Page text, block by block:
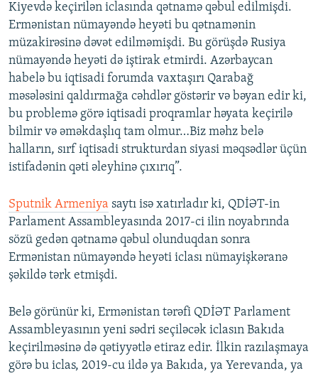
Kiyevdə keçirilən iclasında qətnamə qəbul edilmişdi.
Ermənistan nümayəndə heyəti bu qətnamənin
müzakirəsinə dəvət edilməmişdi. Bu görüşdə Rusiya
nümayəndə heyəti də iştirak etmirdi. Azərbaycan
habelə bu iqtisadi forumda vaxtaşırı Qarabağ
məsələsini qaldırmağa cəhdlər göstərir və bəyan edir ki,
bu problemə görə iqtisadi proqramlar həyata keçirilə
bilmir və əməkdaşlıq tam olmur…Biz məhz belə
halların, sırf iqtisadi strukturdan siyasi məqsədlər üçün
istifadənin qəti əleyhinə çıxırıq”.
Sputnik Armeniya saytı isə xatırladır ki, QDİƏT-in
Parlament Assambleyasında 2017-ci ilin noyabrında
sözü gedən qətnamə qəbul olunduqdan sonra
Ermənistan nümayəndə heyəti iclası nümayişkəranə
şəkildə tərk etmişdi.
Belə görünür ki, Ermənistan tərəfi QDİƏT Parlament
Assambleyasının yeni sədri seçiləcək iclasın Bakıda
keçirilməsinə də qətiyyətlə etiraz edir. İlkin razılaşmaya
görə bu iclas, 2019-cu ildə ya Bakıda, ya Yerevanda, ya